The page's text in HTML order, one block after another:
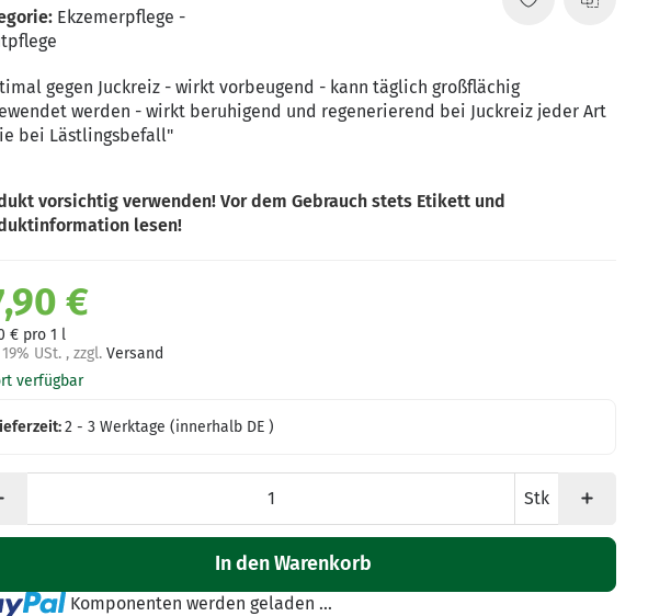
Ekzemerpflege -
gegen Juckreiz - wirkt vorbeugend - kann täglich großflächig
werden - wirkt beruhigend und regenerierend bei Juckreiz jeder Art
bei Lästlingsbefall"
vorsichtig verwenden! Vor dem Gebrauch stets Etikett und
lesen!
€
€ pro 1 l
USt. , zzgl. Versand
verfügbar
2 - 3 Werktage(innerhalb DE )
Stk
In den Warenkorb
Komponenten werden geladen ...